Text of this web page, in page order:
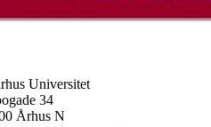
Universitet
34
Århus N